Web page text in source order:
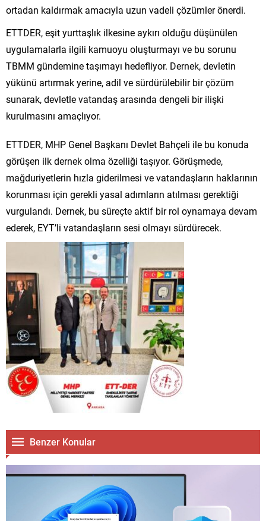
ortadan kaldırmak amacıyla uzun vadeli çözümler önerdi.
ETTDER, eşit yurttaşlık ilkesine aykırı olduğu düşünülen
uygulamalarla ilgili kamuoyu oluşturmayı ve bu sorunu
TBMM gündemine taşımayı hedefliyor. Dernek, devletin
yükünü artırmak yerine, adil ve sürdürülebilir bir çözüm
sunarak, devletle vatandaş arasında dengeli bir ilişki
kurulmasını amaçlıyor.
ETTDER, MHP Genel Başkanı Devlet Bahçeli ile bu konuda
görüşen ilk dernek olma özelliği taşıyor. Görüşmede,
mağduriyetlerin hızla giderilmesi ve vatandaşların haklarının
korunması için gerekli yasal adımların atılması gerektiği
vurgulandı. Dernek, bu süreçte aktif bir rol oynamaya devam
ederek, EYT’li vatandaşların sesi olmayı sürdürecek.
Benzer Konular